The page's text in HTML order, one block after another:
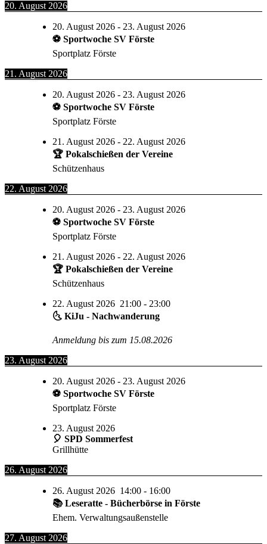
20. August 2026
20. August 2026 - 23. August 2026
⚽ Sportwoche SV Förste
Sportplatz Förste
21. August 2026
20. August 2026 - 23. August 2026
⚽ Sportwoche SV Förste
Sportplatz Förste
21. August 2026 - 22. August 2026
🏆 Pokalschießen der Vereine
Schützenhaus
22. August 2026
20. August 2026 - 23. August 2026
⚽ Sportwoche SV Förste
Sportplatz Förste
21. August 2026 - 22. August 2026
🏆 Pokalschießen der Vereine
Schützenhaus
22. August 2026 21:00 - 23:00
🌜 KiJu - Nachwanderung
Anmeldung bis zum 15.08.2026
23. August 2026
20. August 2026 - 23. August 2026
⚽ Sportwoche SV Förste
Sportplatz Förste
23. August 2026
🎈 SPD Sommerfest
Grillhütte
26. August 2026
26. August 2026 14:00 - 16:00
📚 Leseratte - Bücherbörse in Förste
Ehem. Verwaltungsaußenstelle
27. August 2026